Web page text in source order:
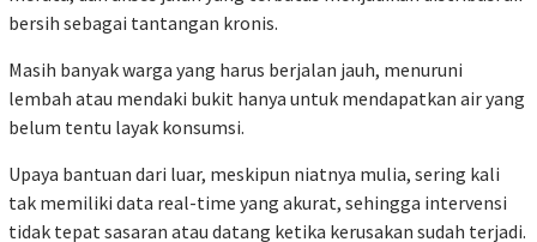
bersih sebagai tantangan kronis.
Masih banyak warga yang harus berjalan jauh, menuruni
lembah atau mendaki bukit hanya untuk mendapatkan air yang
belum tentu layak konsumsi.
Upaya bantuan dari luar, meskipun niatnya mulia, sering kali
tak memiliki data real-time yang akurat, sehingga intervensi
tidak tepat sasaran atau datang ketika kerusakan sudah terjadi.